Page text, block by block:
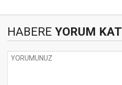
HABERE YORUM KAT